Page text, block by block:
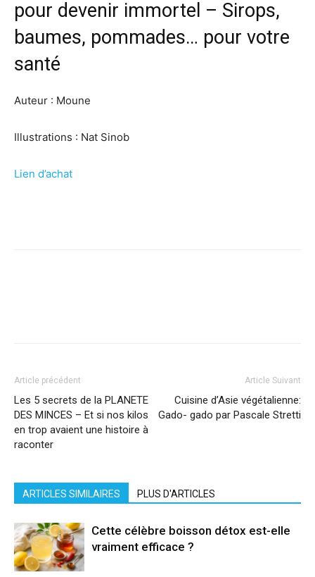
pour devenir immortel – Sirops,
baumes, pommades… pour votre
santé
Auteur : Moune
Illustrations : Nat Sinob
Lien d’achat
Article précédent
Les 5 secrets de la PLANETE
DES MINCES – Et si nos kilos
en trop avaient une histoire à
raconter
Article Suivant
Cuisine d’Asie végétalienne:
Gado- gado par Pascale Stretti
ARTICLES SIMILAIRES PLUS D'ARTICLES
Cette célèbre boisson détox est-elle
vraiment efficace ?